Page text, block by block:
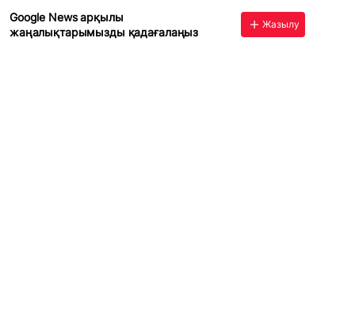
Google News арқылы
жаңалықтарымызды қадағалаңыз
Жазылу